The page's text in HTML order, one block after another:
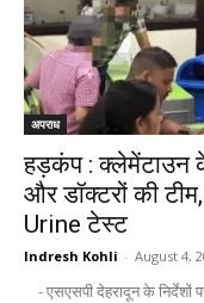
अपराध
हड़कंप : क्लेमेंटाउन
और डॉक्टरों की
Urine टेस्ट
Indresh Kohli - August 4,
- एसएसपी देहरादून के